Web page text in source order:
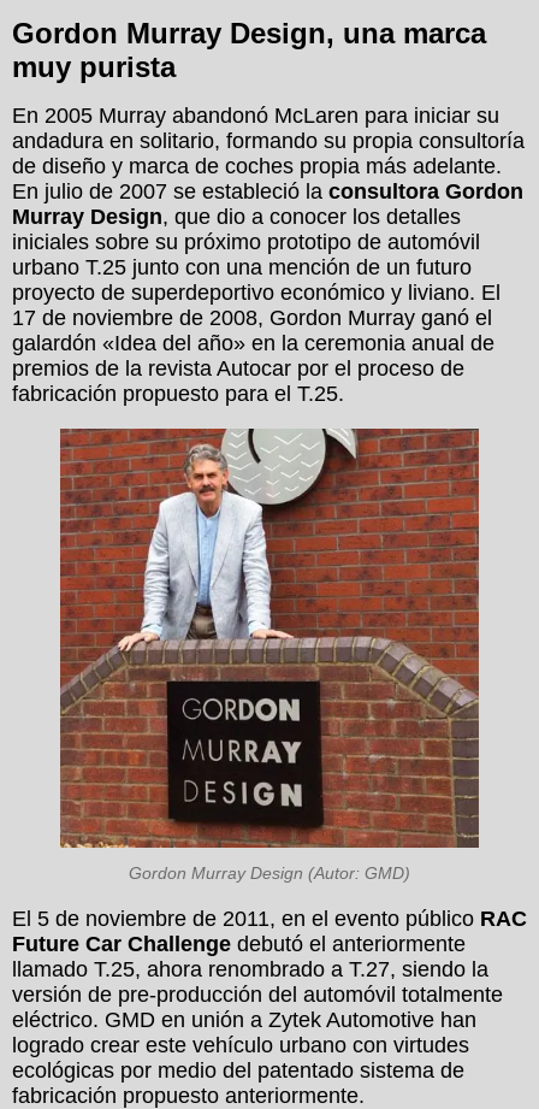
Gordon Murray Design, una marca
muy purista
En 2005 Murray abandonó McLaren para iniciar su
andadura en solitario, formando su propia consultoría
de diseño y marca de coches propia más adelante.
En julio de 2007 se estableció la consultora Gordon
Murray Design, que dio a conocer los detalles
iniciales sobre su próximo prototipo de automóvil
urbano T.25 junto con una mención de un futuro
proyecto de superdeportivo económico y liviano. El
17 de noviembre de 2008, Gordon Murray ganó el
galardón «Idea del año» en la ceremonia anual de
premios de la revista Autocar por el proceso de
fabricación propuesto para el T.25.
Gordon Murray Design (Autor: GMD)
El 5 de noviembre de 2011, en el evento público RAC
Future Car Challenge debutó el anteriormente
llamado T.25, ahora renombrado a T.27, siendo la
versión de pre-producción del automóvil totalmente
eléctrico. GMD en unión a Zytek Automotive han
logrado crear este vehículo urbano con virtudes
ecológicas por medio del patentado sistema de
fabricación propuesto anteriormente.